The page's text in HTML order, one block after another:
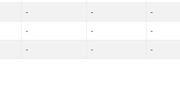
- - -
- - -
- - -